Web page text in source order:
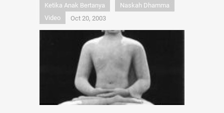
Ketika Anak Bertanya
Naskah Dhamma
Video
Oct 20, 2003